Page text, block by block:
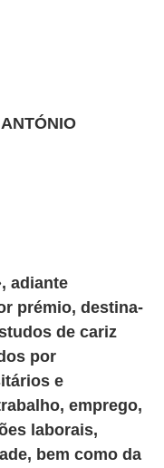
adiante
prémio, destina-
de cariz
por
e
emprego,
laborais,
bem como da